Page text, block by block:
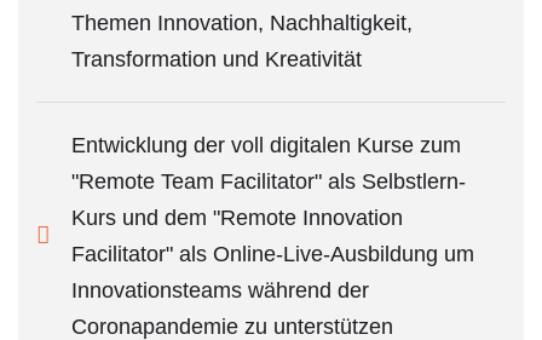
Themen Innovation, Nachhaltigkeit,
Transformation und Kreativität
Entwicklung der voll digitalen Kurse zum
"Remote Team Facilitator" als Selbstlern-
Kurs und dem "Remote Innovation
Facilitator" als Online-Live-Ausbildung um
Innovationsteams während der
Coronapandemie zu unterstützen